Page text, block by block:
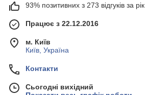
93% позитивних з 273 відгуків за рік
Працює з 22.12.2016
м. Київ
Київ, Україна
Контакти
Сьогодні вихідний